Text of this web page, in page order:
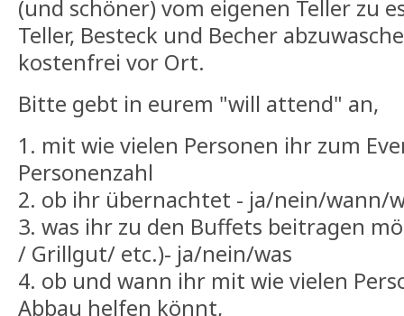
(und schöner) vom eigenen Teller zu
Teller, Besteck und Becher
kostenfrei vor Ort.
Bitte gebt in eurem "will attend" an,
1. mit wie vielen Personen ihr zum
Personenzahl
2. ob ihr übernachtet - ja/nein/wann/
3. was ihr zu den Buffets beitragen
/ Grillgut/ etc.)- ja/nein/was
4. ob und wann ihr mit wie vielen
Abbau helfen könnt,